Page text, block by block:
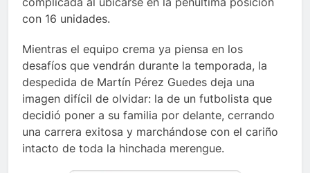
con 16 unidades.
Mientras el equipo crema ya piensa en los
desafíos que vendrán durante la temporada, la
despedida de Martín Pérez Guedes deja una
imagen difícil de olvidar: la de un futbolista que
decidió poner a su familia por delante, cerrando
una carrera exitosa y marchándose con el cariño
intacto de toda la hinchada merengue.